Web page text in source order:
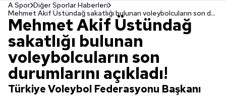
A Spor Diğer Sporlar Haberleri
Mehmet Akif Üstündağ sakatlığı bulunan voleybolcuların son durumlarını açıkladı!
Mehmet Akif Üstündağ
sakatlığı bulunan
voleybolcuların son
durumlarını açıkladı!
Türkiye Voleybol Federasyonu Başkanı